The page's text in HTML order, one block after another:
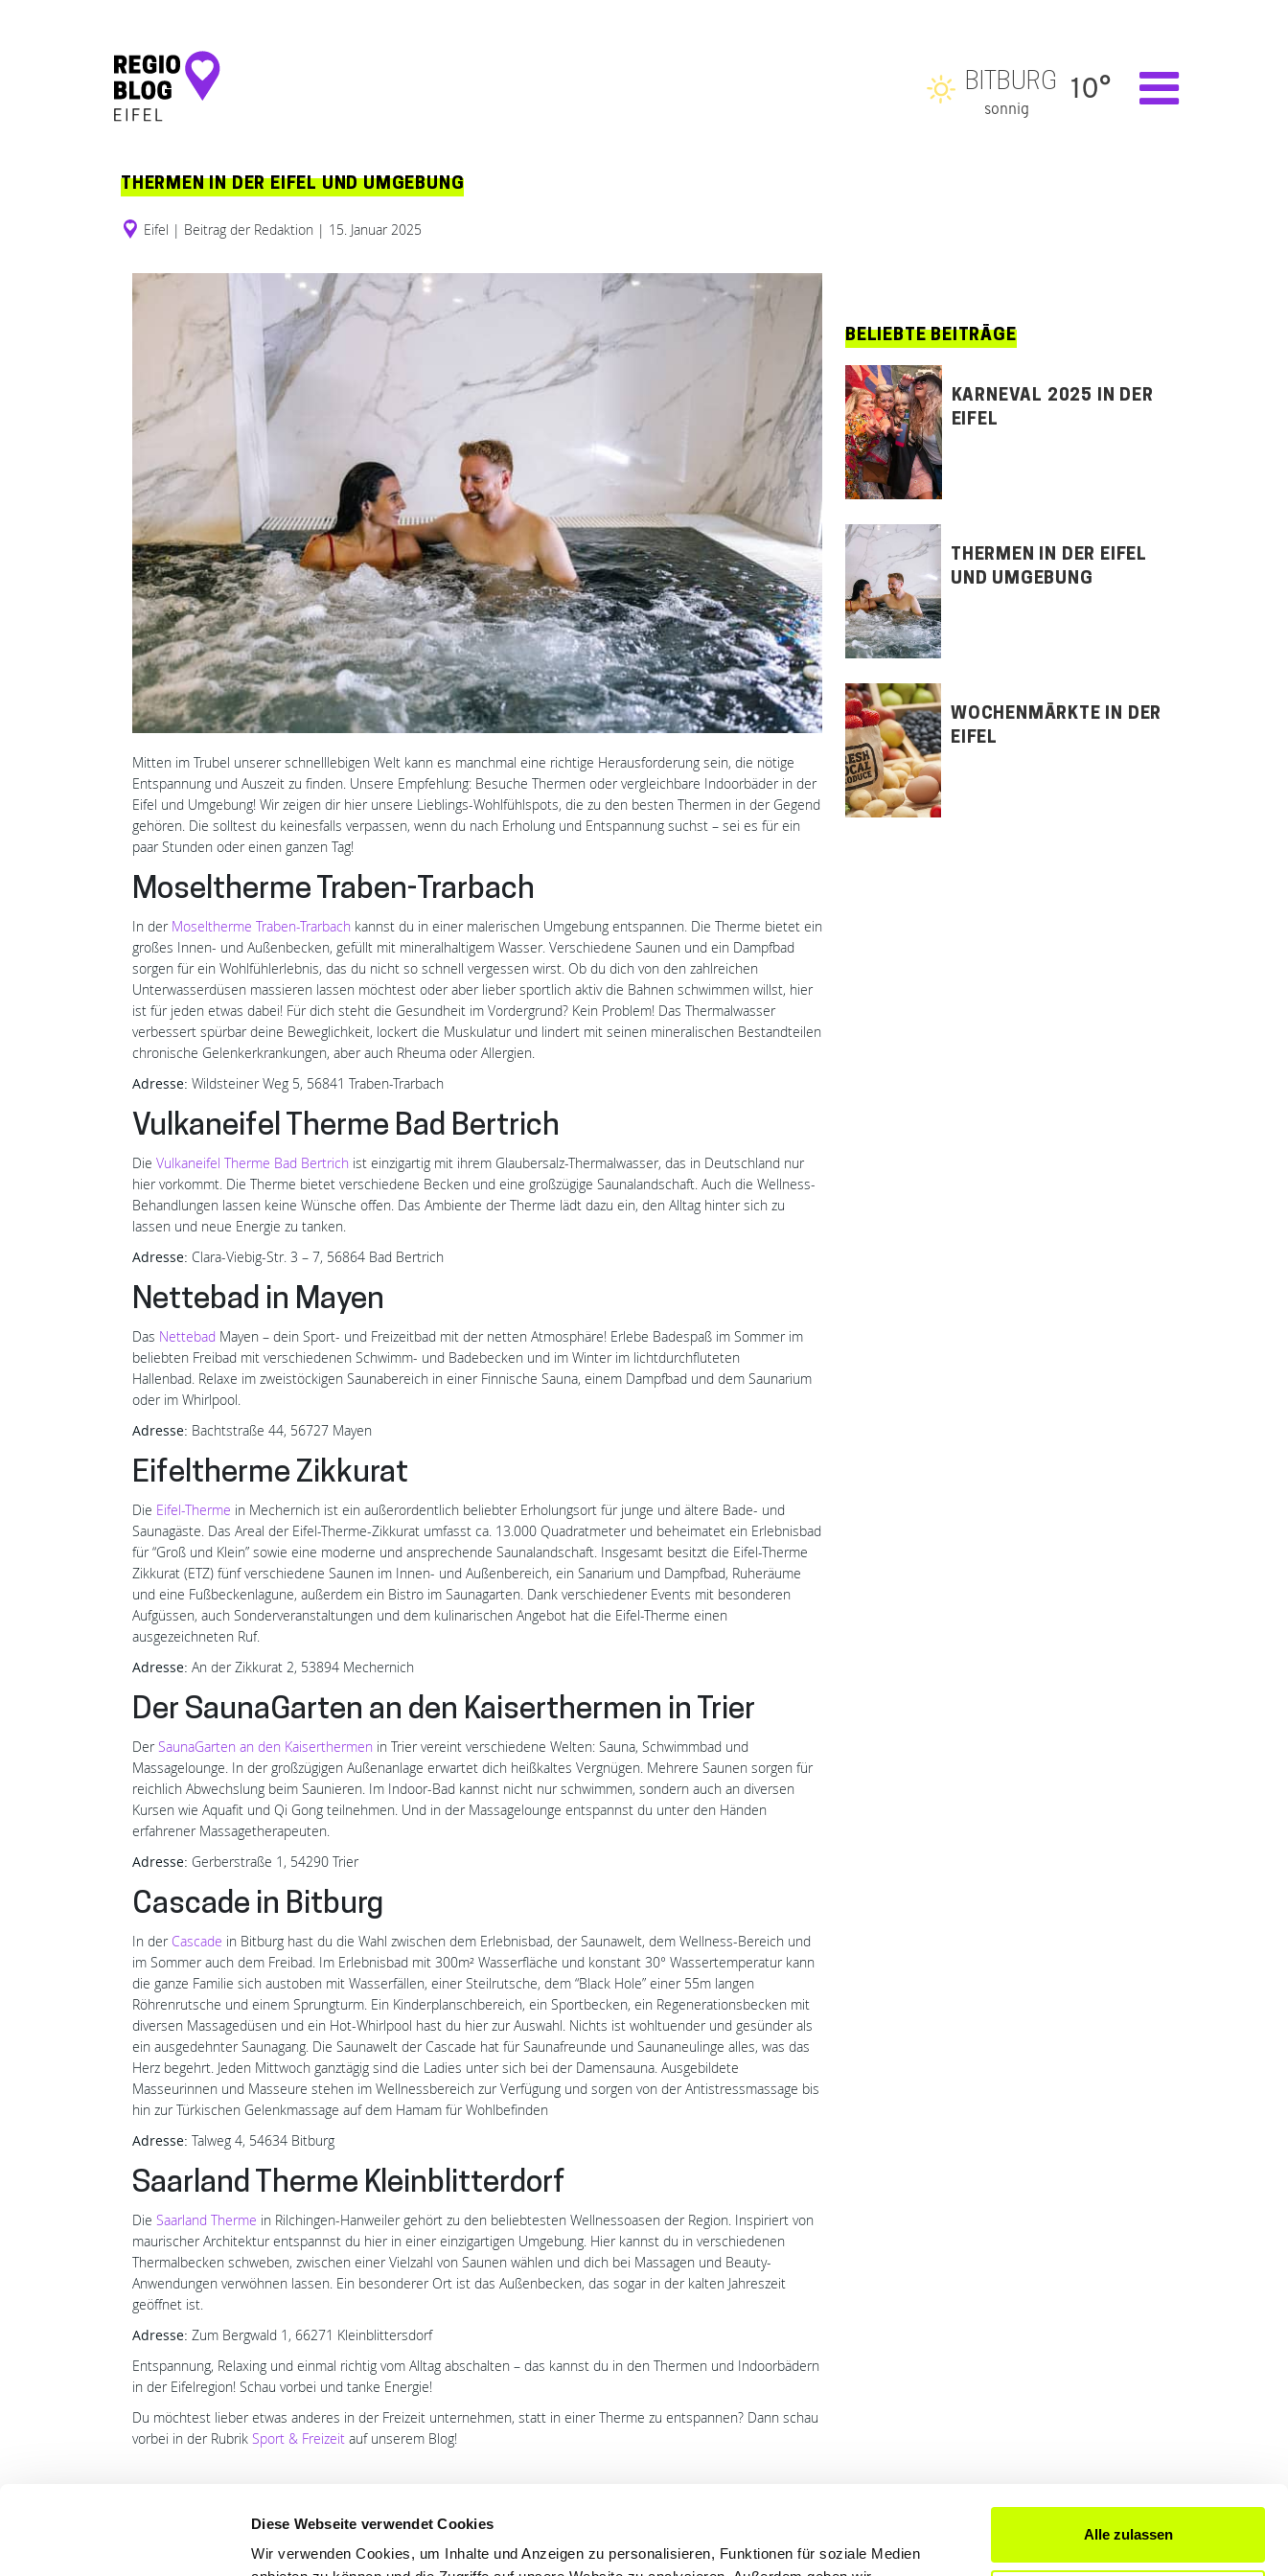
Diese Webseite verwendet Cookies
Wir verwenden Cookies, um Inhalte und Anzeigen zu personalisieren, Funktionen für soziale Medien
Alle zulassen
Hauptnavigation
BITBURG
sonnig
10°
THERMEN IN DER EIFEL UND UMGEBUNG
Eifel | Beitrag der Redaktion | 15. Januar 2025
Mitten im Trubel unserer schnelllebigen Welt kann es manchmal eine richtige Herausforderung sein, die nötige
Entspannung und Auszeit zu finden. Unsere Empfehlung: Besuche Thermen oder vergleichbare Indoorbäder in der
Eifel und Umgebung! Wir zeigen dir hier unsere Lieblings-Wohlfühlspots, die zu den besten Thermen in der Gegend
gehören. Die solltest du keinesfalls verpassen, wenn du nach Erholung und Entspannung suchst – sei es für ein
paar Stunden oder einen ganzen Tag!
Moseltherme Traben-Trarbach
In der Moseltherme Traben-Trarbach kannst du in einer malerischen Umgebung entspannen. Die Therme bietet ein
großes Innen- und Außenbecken, gefüllt mit mineralhaltigem Wasser. Verschiedene Saunen und ein Dampfbad
sorgen für ein Wohlfühlerlebnis, das du nicht so schnell vergessen wirst. Ob du dich von den zahlreichen
Unterwasserdüsen massieren lassen möchtest oder aber lieber sportlich aktiv die Bahnen schwimmen willst, hier
ist für jeden etwas dabei! Für dich steht die Gesundheit im Vordergrund? Kein Problem! Das Thermalwasser
verbessert spürbar deine Beweglichkeit, lockert die Muskulatur und lindert mit seinen mineralischen Bestandteilen
chronische Gelenkerkrankungen, aber auch Rheuma oder Allergien.
Adresse: Wildsteiner Weg 5, 56841 Traben-Trarbach
Vulkaneifel Therme Bad Bertrich
Die Vulkaneifel Therme Bad Bertrich ist einzigartig mit ihrem Glaubersalz-Thermalwasser, das in Deutschland nur
hier vorkommt. Die Therme bietet verschiedene Becken und eine großzügige Saunalandschaft. Auch die Wellness-
Behandlungen lassen keine Wünsche offen. Das Ambiente der Therme lädt dazu ein, den Alltag hinter sich zu
lassen und neue Energie zu tanken.
Adresse: Clara-Viebig-Str. 3 – 7, 56864 Bad Bertrich
Nettebad in Mayen
Das Nettebad Mayen – dein Sport- und Freizeitbad mit der netten Atmosphäre! Erlebe Badespaß im Sommer im
beliebten Freibad mit verschiedenen Schwimm- und Badebecken und im Winter im lichtdurchfluteten
Hallenbad. Relaxe im zweistöckigen Saunabereich in einer Finnische Sauna, einem Dampfbad und dem Saunarium
oder im Whirlpool.
Adresse: Bachtstraße 44, 56727 Mayen
Eifeltherme Zikkurat
Die Eifel-Therme in Mechernich ist ein außerordentlich beliebter Erholungsort für junge und ältere Bade- und
Saunagäste. Das Areal der Eifel-Therme-Zikkurat umfasst ca. 13.000 Quadratmeter und beheimatet ein Erlebnisbad
für “Groß und Klein” sowie eine moderne und ansprechende Saunalandschaft. Insgesamt besitzt die Eifel-Therme
Zikkurat (ETZ) fünf verschiedene Saunen im Innen- und Außenbereich, ein Sanarium und Dampfbad, Ruheräume
und eine Fußbeckenlagune, außerdem ein Bistro im Saunagarten. Dank verschiedener Events mit besonderen
Aufgüssen, auch Sonderveranstaltungen und dem kulinarischen Angebot hat die Eifel-Therme einen
ausgezeichneten Ruf.
Adresse: An der Zikkurat 2, 53894 Mechernich
Der SaunaGarten an den Kaiserthermen in Trier
DerSaunaGarten an den Kaiserthermen in Trier vereint verschiedene Welten: Sauna, Schwimmbad und
Massagelounge. In der großzügigen Außenanlage erwartet dich heißkaltes Vergnügen. Mehrere Saunen sorgen für
reichlich Abwechslung beim Saunieren. Im Indoor-Bad kannst nicht nur schwimmen, sondern auch an diversen
Kursen wie Aquafit und Qi Gong teilnehmen. Und in der Massagelounge entspannst du unter den Händen
erfahrener Massagetherapeuten.
Adresse: Gerberstraße 1, 54290 Trier
Cascade in Bitburg
In der Cascade in Bitburg hast du die Wahl zwischen dem Erlebnisbad, der Saunawelt, dem Wellness-Bereich und
im Sommer auch dem Freibad. Im Erlebnisbad mit 300m² Wasserfläche und konstant 30° Wassertemperatur kann
die ganze Familie sich austoben mit Wasserfällen, einer Steilrutsche, dem “Black Hole” einer 55m langen
Röhrenrutsche und einem Sprungturm. Ein Kinderplanschbereich, ein Sportbecken, ein Regenerationsbecken mit
diversen Massagedüsen und ein Hot-Whirlpool hast du hier zur Auswahl. Nichts ist wohltuender und gesünder als
ein ausgedehnter Saunagang. Die Saunawelt der Cascade hat für Saunafreunde und Saunaneulinge alles, was das
Herz begehrt. Jeden Mittwoch ganztägig sind die Ladies unter sich bei der Damensauna. Ausgebildete
Masseurinnen und Masseure stehen im Wellnessbereich zur Verfügung und sorgen von der Antistressmassage bis
hin zur Türkischen Gelenkmassage auf dem Hamam für Wohlbefinden
Adresse: Talweg 4, 54634 Bitburg
Saarland Therme Kleinblitterdorf
Die Saarland Therme in Rilchingen-Hanweiler gehört zu den beliebtesten Wellnessoasen der Region. Inspiriert von
maurischer Architektur entspannst du hier in einer einzigartigen Umgebung. Hier kannst du in verschiedenen
Thermalbecken schweben, zwischen einer Vielzahl von Saunen wählen und dich bei Massagen und Beauty-
Anwendungen verwöhnen lassen. Ein besonderer Ort ist das Außenbecken, das sogar in der kalten Jahreszeit
geöffnet ist.
Adresse: Zum Bergwald 1, 66271 Kleinblittersdorf
Entspannung, Relaxing und einmal richtig vom Alltag abschalten – das kannst du in den Thermen und Indoorbädern
in der Eifelregion! Schau vorbei und tanke Energie!
Du möchtest lieber etwas anderes in der Freizeit unternehmen, statt in einer Therme zu entspannen? Dann schau
vorbei in der Rubrik Sport & Freizeit auf unserem Blog!
BELIEBTE BEITRÄGE
KARNEVAL 2025 IN DER
EIFEL
THERMEN IN DER EIFEL
UND UMGEBUNG
WOCHENMÄRKTE IN DER
EIFEL